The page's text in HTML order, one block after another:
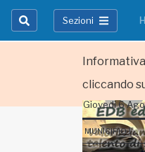
cliccando
Sezioni
Giovedi 6
MUNICIPIO 1